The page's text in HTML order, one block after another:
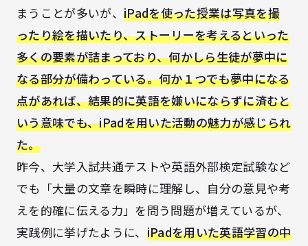
まうことが多いが、iPadを使った授業は写真を撮
ったり絵を描いたり、ストーリーを考えるといった
多くの要素が詰まっており、何かしら生徒が夢中に
なる部分が備わっている。何か１つでも夢中になる
点があれば、結果的に英語を嫌いにならずに済むと
いう意味でも、iPadを用いた活動の魅力が感じられ
た。
昨今、大学入試共通テストや英語外部検定試験など
でも「大量の文章を瞬時に理解し、自分の意見や考
えを的確に伝える力」を問う問題が増えているが、
実践例に挙げたように、 iPadを用いた英語学習の中